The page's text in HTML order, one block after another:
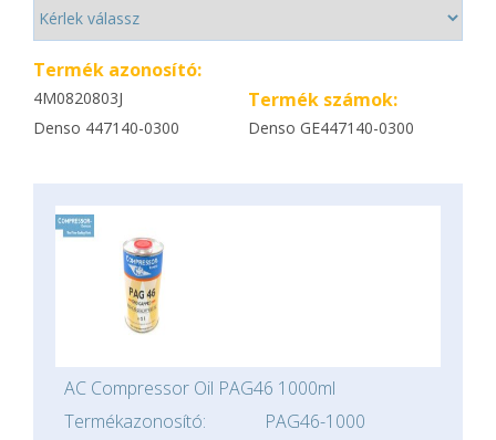
Termék azonosító:
4M0820803J Termék számok:
Denso 447140-0300 Denso GE447140-0300
AC Compressor Oil PAG46 1000ml
Termékazonosító:
PAG46-1000